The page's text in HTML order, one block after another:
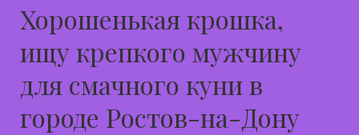
Хорошенькая крошка,
ищу крепкого мужчину
для смачного куни в
городе Ростов-на-Дону